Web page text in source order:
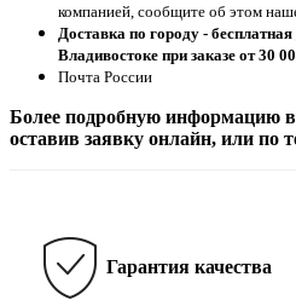
компанией, сообщите об этом
Доставка по городу -
Владивостоке при заказе от 30
Почта России
Более подробную информацию
оставив заявку онлайн, или по
Гарантия качества